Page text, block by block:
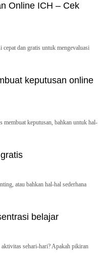
Online ICH – Cek
cepat dan gratis untuk mengevaluasi
keputusan online
membuat keputusan, bahkan untuk hal-
atau bahkan hal-hal sederhana
belajar
sehari-hari? Apakah pikiran